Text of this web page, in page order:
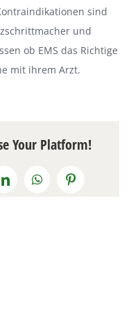
sind
und
ob EMS das Richtige
mit ihrem Arzt.
Your Platform!
LinkedInWhatsAppPinterest